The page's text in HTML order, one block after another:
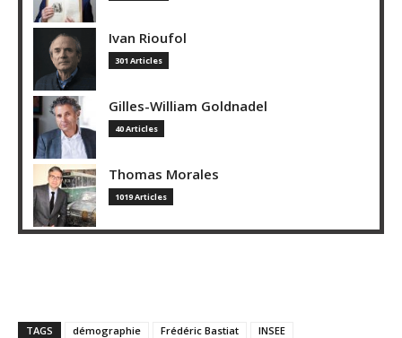
Ivan Rioufol
301 Articles
Gilles-William Goldnadel
40 Articles
Thomas Morales
1019 Articles
TAGS démographie Frédéric Bastiat
INSEE